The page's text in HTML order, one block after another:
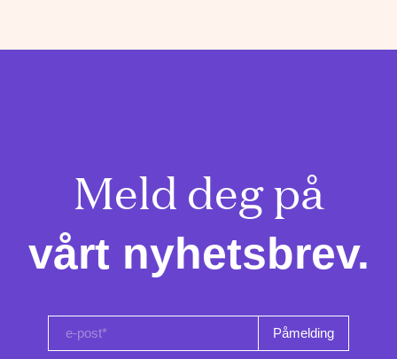
Meld deg på
vårt nyhetsbrev.
e-post*